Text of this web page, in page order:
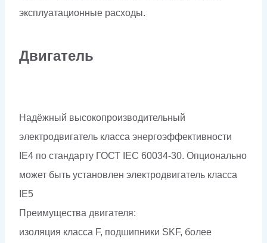
эксплуатационные расходы.
Двигатель
Надёжный высокопроизводительный
электродвигатель класса энергоэффективности
IE4 по стандарту ГОСТ IEC 60034-30. Опционально
может быть установлен электродвигатель класса
IE5
Преимущества двигателя:
изоляция класса F, подшипники SKF, более